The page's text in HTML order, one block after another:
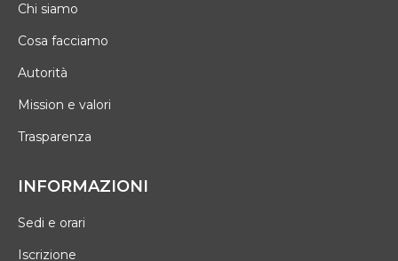
Chi siamo
Cosa facciamo
Autorità
Mission e valori
Trasparenza
INFORMAZIONI
Sedi e orari
Iscrizione